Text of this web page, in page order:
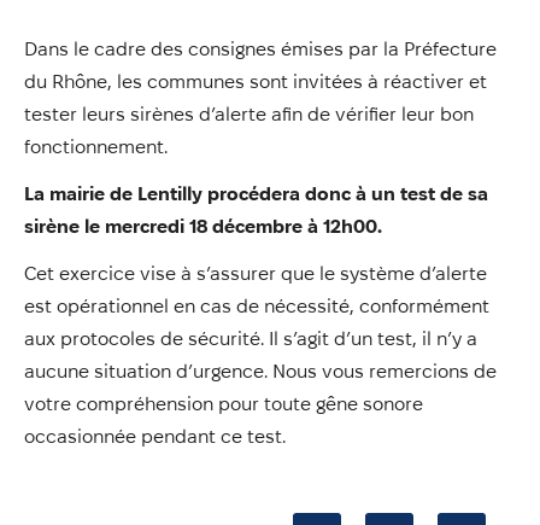
Dans le cadre des consignes émises par la Préfecture
du Rhône, les communes sont invitées à réactiver et
tester leurs sirènes d’alerte afin de vérifier leur bon
fonctionnement.
La mairie de Lentilly procédera donc à un test de sa
sirène le mercredi 18 décembre à 12h00.
Cet exercice vise à s’assurer que le système d’alerte
est opérationnel en cas de nécessité, conformément
aux protocoles de sécurité. Il s’agit d’un test, il n’y a
aucune situation d’urgence. Nous vous remercions de
votre compréhension pour toute gêne sonore
occasionnée pendant ce test.